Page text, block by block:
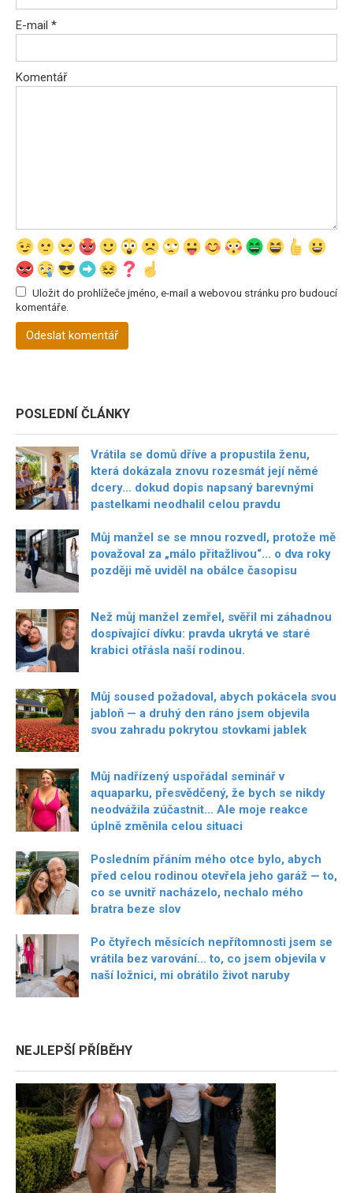
E-mail *
Komentář
Uložit do prohlížeče jméno, e-mail a webovou stránku pro budoucí
komentáře.
POSLEDNÍ ČLÁNKY
Vrátila se domů dříve a propustila ženu,
která dokázala znovu rozesmát její němé
dcery… dokud dopis napsaný barevnými
pastelkami neodhalil celou pravdu
Můj manžel se se mnou rozvedl, protože mě
považoval za „málo přitažlivou“… o dva roky
později mě uviděl na obálce časopisu
Než můj manžel zemřel, svěřil mi záhadnou
dospívající dívku: pravda ukrytá ve staré
krabici otřásla naší rodinou.
Můj soused požadoval, abych pokácela svou
jabloň — a druhý den ráno jsem objevila
svou zahradu pokrytou stovkami jablek
Můj nadřízený uspořádal seminář v
aquaparku, přesvědčený, že bych se nikdy
neodvážila zúčastnit… Ale moje reakce
úplně změnila celou situaci
Posledním přáním mého otce bylo, abych
před celou rodinou otevřela jeho garáž — to,
co se uvnitř nacházelo, nechalo mého
bratra beze slov
Po čtyřech měsících nepřítomnosti jsem se
vrátila bez varování… to, co jsem objevila v
naší ložnici, mi obrátilo život naruby
NEJLEPŠÍ PŘÍBĚHY